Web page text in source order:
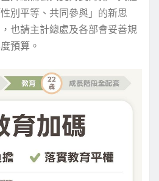
別平等、共同參與」的新思
也請主計總處及各部會妥善規
預算。